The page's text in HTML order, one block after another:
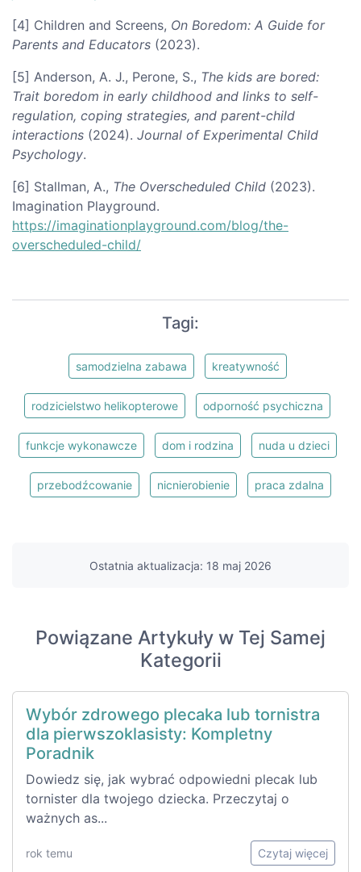
[4] Children and Screens, On Boredom: A Guide for
Parents and Educators (2023).
[5] Anderson, A. J., Perone, S., The kids are bored:
Trait boredom in early childhood and links to self-
regulation, coping strategies, and parent-child
interactions (2024). Journal of Experimental Child
Psychology.
[6] Stallman, A., The Overscheduled Child (2023).
Imagination Playground.
https://imaginationplayground.com/blog/the-
overscheduled-child/
Tagi:
samodzielna zabawa kreatywność
rodzicielstwo helikopterowe odporność psychiczna
funkcje wykonawcze dom i rodzina nuda u dzieci
przebodźcowanie nicnierobienie praca zdalna
Ostatnia aktualizacja: 18 maj 2026
Powiązane Artykuły w Tej Samej
Kategorii
Wybór zdrowego plecaka lub tornistra
dla pierwszoklasisty: Kompletny
Poradnik
Dowiedz się, jak wybrać odpowiedni plecak lub
tornister dla twojego dziecka. Przeczytaj o
ważnych as...
rok temu Czytaj więcej